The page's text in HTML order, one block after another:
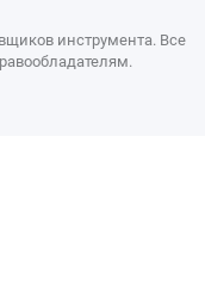
инструмента. Все